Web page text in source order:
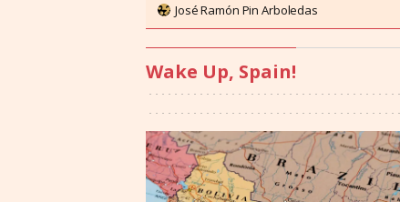
José Ramón Pin Arboledas
Wake Up, Spain!